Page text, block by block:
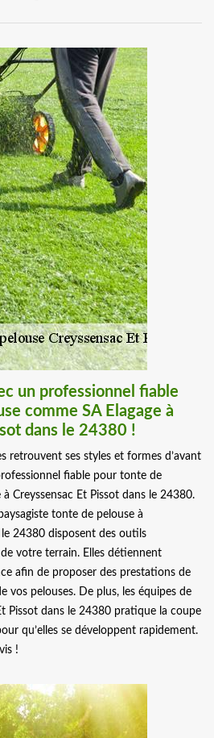
un professionnel fiable
comme SA Elagage à
dans le 24380 !
retrouvent ses styles et formes d’avant
fiable pour tonte de
Creyssensac Et Pissot dans le 24380.
tonte de pelouse à
le 24380 disposent des outils
votre terrain. Elles détiennent
afin de proposer des prestations de
vos pelouses. De plus, les équipes de
Pissot dans le 24380 pratique la coupe
qu’elles se développent rapidement.
!